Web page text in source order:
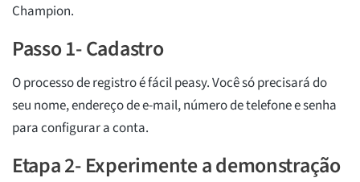
Champion.
Passo 1- Cadastro
O processo de registro é fácil peasy. Você só precisará do
seu nome, endereço de e-mail, número de telefone e senha
para configurar a conta.
Etapa 2- Experimente a demonstração